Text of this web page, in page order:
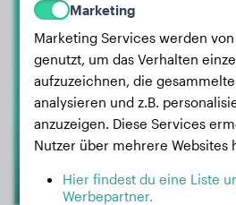
Lilo
Marketing
Marketing Services werden
genutzt, um das Verhalten
aufzuzeichnen, die
analysieren und z.B.
anzuzeigen. Diese Services
Nutzer über mehrere Websites
Hier findest du eine Liste
Werbepartner.